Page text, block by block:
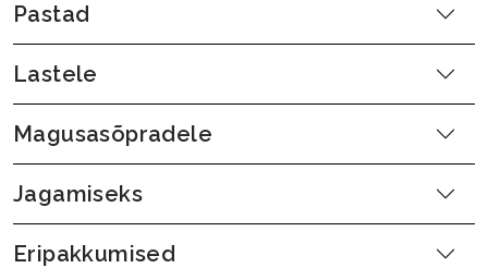
Pastad
Lastele
Magusasõpradele
Jagamiseks
Eripakkumised